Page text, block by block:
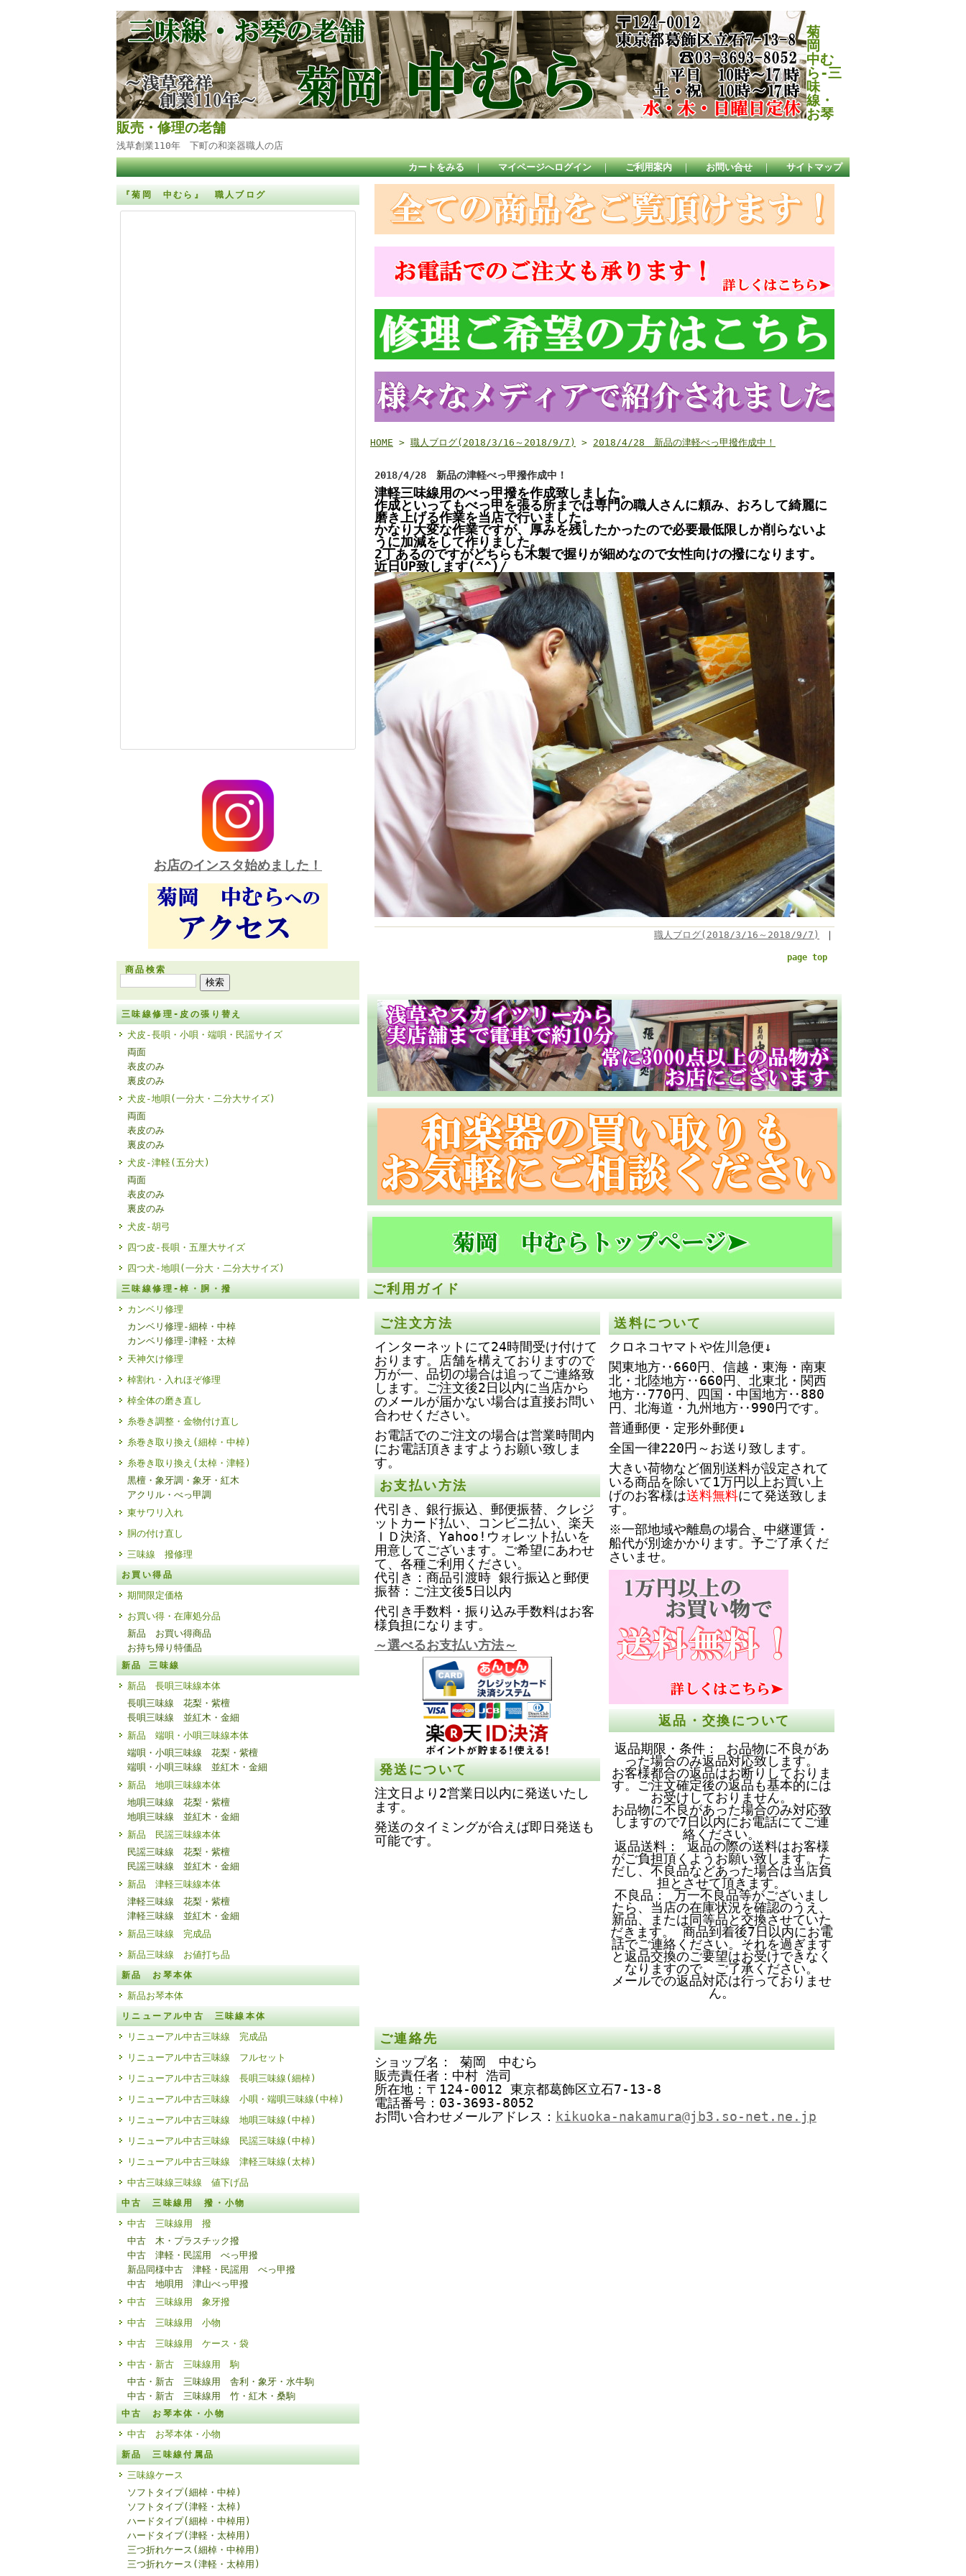
菊
岡
中む
ら-三
味
線・
お琴
販売・修理の老舗
浅草創業110年 下町の和楽器職人の店
カートをみる ｜ マイページへログイン ｜ ご利用案内 ｜ お問い合せ ｜ サイトマップ
『菊岡 中むら』 職人ブログ
お店のインスタ始めました！
商品検索
三味線修理-皮の張り替え
犬皮-長唄・小唄・端唄・民謡サイズ
両面
表皮のみ
裏皮のみ
犬皮-地唄(一分大・二分大サイズ)
両面
表皮のみ
裏皮のみ
犬皮-津軽(五分大)
両面
表皮のみ
裏皮のみ
犬皮-胡弓
四つ皮-長唄・五厘大サイズ
四つ犬-地唄(一分大・二分大サイズ)
三味線修理-棹・胴・撥
カンベリ修理
カンベリ修理-細棹・中棹
カンベリ修理-津軽・太棹
天神欠け修理
棹割れ・入れほぞ修理
棹全体の磨き直し
糸巻き調整・金物付け直し
糸巻き取り換え(細棹・中棹)
糸巻き取り換え(太棹・津軽)
黒檀・象牙調・象牙・紅木
アクリル・べっ甲調
東サワリ入れ
胴の付け直し
三味線 撥修理
お買い得品
期間限定価格
お買い得・在庫処分品
新品 お買い得商品
お持ち帰り特価品
新品 三味線
新品 長唄三味線本体
長唄三味線 花梨・紫檀
長唄三味線 並紅木・金細
新品 端唄・小唄三味線本体
端唄・小唄三味線 花梨・紫檀
端唄・小唄三味線 並紅木・金細
新品 地唄三味線本体
地唄三味線 花梨・紫檀
地唄三味線 並紅木・金細
新品 民謡三味線本体
民謡三味線 花梨・紫檀
民謡三味線 並紅木・金細
新品 津軽三味線本体
津軽三味線 花梨・紫檀
津軽三味線 並紅木・金細
新品三味線 完成品
新品三味線 お値打ち品
新品 お琴本体
新品お琴本体
リニューアル中古 三味線本体
リニューアル中古三味線 完成品
リニューアル中古三味線 フルセット
リニューアル中古三味線 長唄三味線(細棹)
リニューアル中古三味線 小唄・端唄三味線(中棹)
リニューアル中古三味線 地唄三味線(中棹)
リニューアル中古三味線 民謡三味線(中棹)
リニューアル中古三味線 津軽三味線(太棹)
中古三味線三味線 値下げ品
中古 三味線用 撥・小物
中古 三味線用 撥
中古 木・プラスチック撥
中古 津軽・民謡用 べっ甲撥
新品同様中古 津軽・民謡用 べっ甲撥
中古 地唄用 津山べっ甲撥
中古 三味線用 象牙撥
中古 三味線用 小物
中古 三味線用 ケース・袋
中古・新古 三味線用 駒
中古・新古 三味線用 舎利・象牙・水牛駒
中古・新古 三味線用 竹・紅木・桑駒
中古 お琴本体・小物
中古 お琴本体・小物
新品 三味線付属品
三味線ケース
ソフトタイプ(細棹・中棹)
ソフトタイプ(津軽・太棹)
ハードタイプ(細棹・中棹用)
ハードタイプ(津軽・太棹用)
三つ折れケース(細棹・中棹用)
三つ折れケース(津軽・太棹用)
HOME > 職人ブログ(2018/3/16～2018/9/7) > 2018/4/28 新品の津軽べっ甲撥作成中！
2018/4/28 新品の津軽べっ甲撥作成中！
津軽三味線用のべっ甲撥を作成致しました。
作成といってもべっ甲を張る所までは専門の職人さんに頼み、おろして綺麗に
磨き上げる作業を当店で行いました。
かなり大変な作業ですが、厚みを残したかったので必要最低限しか削らないよ
うに加減をして作りました。
2丁あるのですがどちらも木製で握りが細めなので女性向けの撥になります。
近日UP致します(^^)/
職人ブログ(2018/3/16～2018/9/7) ｜
page top
ご利用ガイド
ご注文方法
インターネットにて24時間受け付けて
おります。店舗を構えておりますので
万が一、品切の場合は追ってご連絡致
します。ご注文後2日以内に当店から
のメールが届かない場合は直接お問い
合わせください。
お電話でのご注文の場合は営業時間内
にお電話頂きますようお願い致しま
す。
お支払い方法
代引き、銀行振込、郵便振替、クレジ
ットカード払い、コンビニ払い、楽天
ＩＤ決済、Yahoo!ウォレット払いを
用意してございます。ご希望にあわせ
て、各種ご利用ください。
代引き：商品引渡時 銀行振込と郵便
振替：ご注文後5日以内
代引き手数料・振り込み手数料はお客
様負担になります。
～選べるお支払い方法～
発送について
注文日より2営業日以内に発送いたし
ます。
発送のタイミングが合えば即日発送も
可能です。
送料について
クロネコヤマトや佐川急便↓
関東地方‥660円、信越・東海・南東
北・北陸地方‥660円、北東北・関西
地方‥770円、四国・中国地方‥880
円、北海道・九州地方‥990円です。
普通郵便・定形外郵便↓
全国一律220円～お送り致します。
大きい荷物など個別送料が設定されて
いる商品を除いて1万円以上お買い上
げのお客様は送料無料にて発送致しま
す。
※一部地域や離島の場合、中継運賃・
船代が別途かかります。予ご了承くだ
さいませ。
返品・交換について
返品期限・条件： お品物に不良があ
った場合のみ返品対応致します。
お客様都合の返品はお断りしておりま
す。ご注文確定後の返品も基本的には
お受けしておりません。
お品物に不良があった場合のみ対応致
しますので7日以内にお電話にてご連
絡ください。
返品送料： 返品の際の送料はお客様
がご負担頂くようお願い致します。た
だし、不良品などあった場合は当店負
担とさせて頂きます。
不良品： 万一不良品等がございまし
たら、当店の在庫状況を確認のうえ、
新品、または同等品と交換させていた
だきます。 商品到着後7日以内にお電
話でご連絡ください。それを過ぎます
と返品交換のご要望はお受けできなく
なりますので、ご了承ください。
メールでの返品対応は行っておりませ
ん。
ご連絡先
ショップ名： 菊岡 中むら
販売責任者：中村 浩司
所在地：〒124-0012 東京都葛飾区立石7-13-8
電話番号：03-3693-8052
お問い合わせメールアドレス： kikuoka-nakamura@jb3.so-net.ne.jp